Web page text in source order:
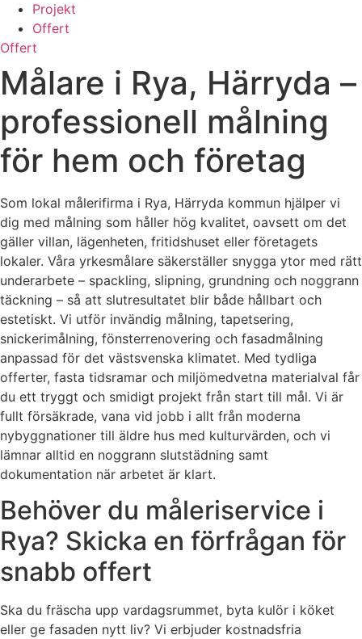
Projekt
Offert
Offert
Målare i Rya, Härryda –
professionell målning
för hem och företag
Som lokal målerifirma i Rya, Härryda kommun hjälper vi
dig med målning som håller hög kvalitet, oavsett om det
gäller villan, lägenheten, fritidshuset eller företagets
lokaler. Våra yrkesmålare säkerställer snygga ytor med rätt
underarbete – spackling, slipning, grundning och noggrann
täckning – så att slutresultatet blir både hållbart och
estetiskt. Vi utför invändig målning, tapetsering,
snickerimålning, fönsterrenovering och fasadmålning
anpassad för det västsvenska klimatet. Med tydliga
offerter, fasta tidsramar och miljömedvetna materialval får
du ett tryggt och smidigt projekt från start till mål. Vi är
fullt försäkrade, vana vid jobb i allt från moderna
nybyggnationer till äldre hus med kulturvärden, och vi
lämnar alltid en noggrann slutstädning samt
dokumentation när arbetet är klart.
Behöver du måleriservice i
Rya? Skicka en förfrågan för
snabb offert
Ska du fräscha upp vardagsrummet, byta kulör i köket
eller ge fasaden nytt liv? Vi erbjuder kostnadsfria